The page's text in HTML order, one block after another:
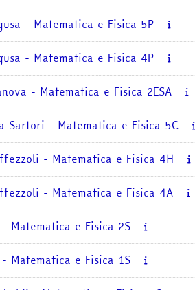
- Matematica e Fisica 5P
- Matematica e Fisica 4P
- Matematica e Fisica 2ESA
Sartori - Matematica e Fisica 5C
- Matematica e Fisica 4H
- Matematica e Fisica 4A
Matematica e Fisica 2S
Matematica e Fisica 1S